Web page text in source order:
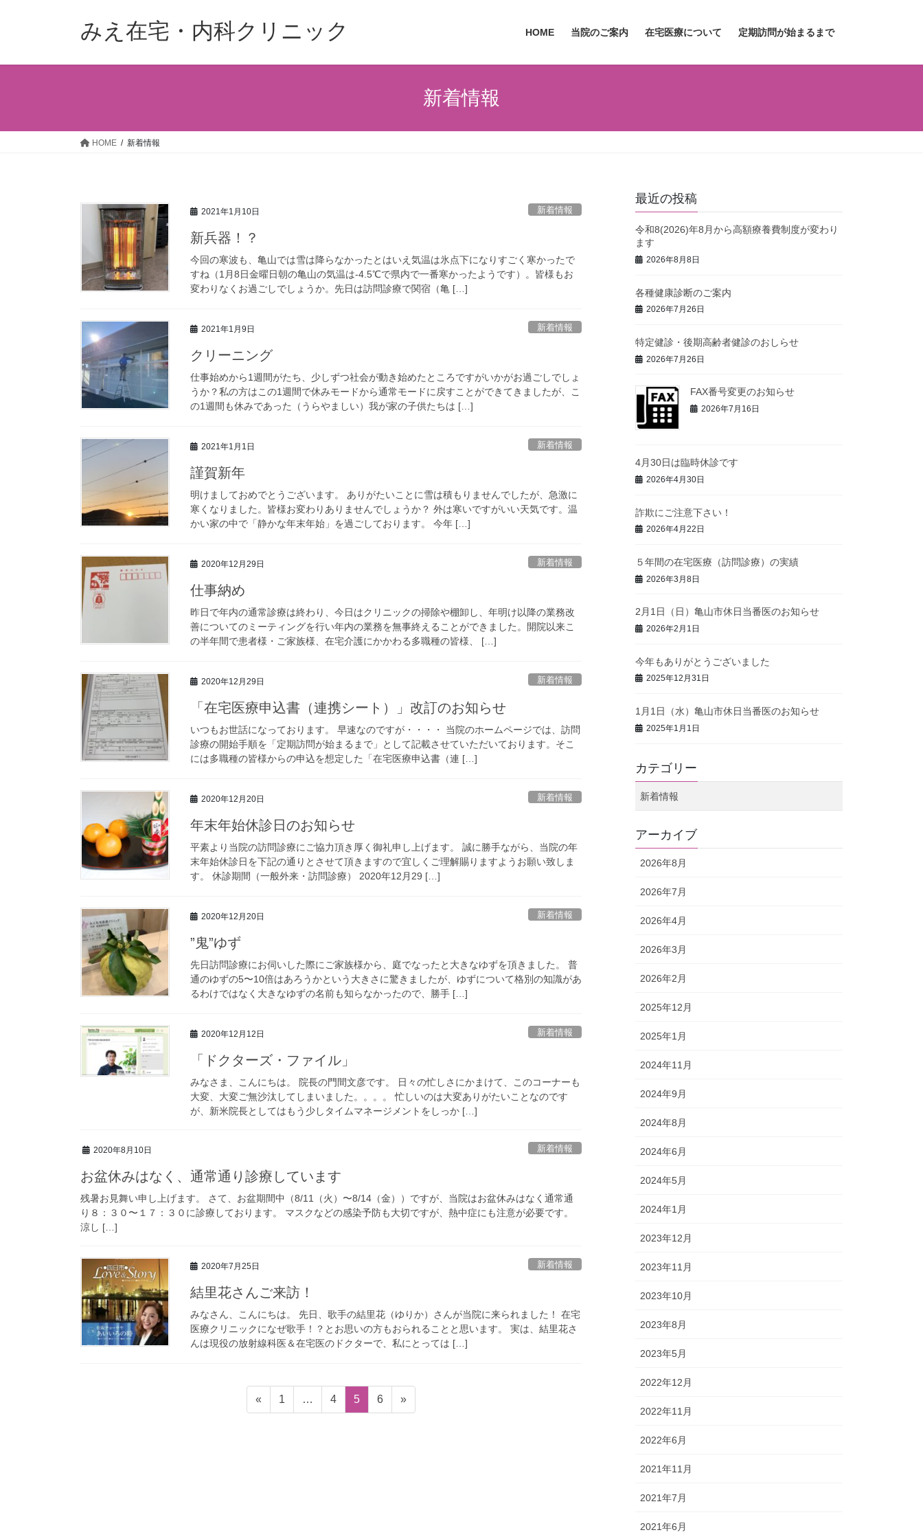
みえ在宅・内科クリニック HOME 当院のご案内 在宅医療について 定期訪問が始まるまで
新着情報
HOME 新着情報
2021年1月10日 新着情報
新兵器！？
今回の寒波も、亀山では雪は降らなかったとはいえ気温は氷点下になりすごく寒かったで
すね（1月8日金曜日朝の亀山の気温は-4.5℃で県内で一番寒かったようです）。皆様もお
変わりなくお過ごしでしょうか。先日は訪問診療で関宿（亀 […]
2021年1月9日 新着情報
クリーニング
仕事始めから1週間がたち、少しずつ社会が動き始めたところですがいかがお過ごしでしょ
うか？私の方はこの1週間で休みモードから通常モードに戻すことができてきましたが、こ
の1週間も休みであった（うらやましい）我が家の子供たちは […]
2021年1月1日 新着情報
謹賀新年
明けましておめでとうございます。 ありがたいことに雪は積もりませんでしたが、急激に
寒くなりました。皆様お変わりありませんでしょうか？ 外は寒いですがいい天気です。温
かい家の中で「静かな年末年始」を過ごしております。 今年 […]
2020年12月29日 新着情報
仕事納め
昨日で年内の通常診療は終わり、今日はクリニックの掃除や棚卸し、年明け以降の業務改
善についてのミーティングを行い年内の業務を無事終えることができました。開院以来こ
の半年間で患者様・ご家族様、在宅介護にかかわる多職種の皆様、 […]
2020年12月29日 新着情報
「在宅医療申込書（連携シート）」改訂のお知らせ
いつもお世話になっております。 早速なのですが・・・・ 当院のホームページでは、訪問
診療の開始手順を「定期訪問が始まるまで」として記載させていただいております。そこ
には多職種の皆様からの申込を想定した「在宅医療申込書（連 […]
2020年12月20日 新着情報
年末年始休診日のお知らせ
平素より当院の訪問診療にご協力頂き厚く御礼申し上げます。 誠に勝手ながら、当院の年
末年始休診日を下記の通りとさせて頂きますので宜しくご理解賜りますようお願い致しま
す。 休診期間（一般外来・訪問診療） 2020年12月29 […]
2020年12月20日 新着情報
”鬼”ゆず
先日訪問診療にお伺いした際にご家族様から、庭でなったと大きなゆずを頂きました。 普
通のゆずの5〜10倍はあろうかという大きさに驚きましたが、ゆずについて格別の知識があ
るわけではなく大きなゆずの名前も知らなかったので、勝手 […]
2020年12月12日 新着情報
「ドクターズ・ファイル」
みなさま、こんにちは。 院長の門間文彦です。 日々の忙しさにかまけて、このコーナーも
大変、大変ご無沙汰してしまいました。。。。 忙しいのは大変ありがたいことなのです
が、新米院長としてはもう少しタイムマネージメントをしっか […]
2020年8月10日 新着情報
お盆休みはなく、通常通り診療しています
残暑お見舞い申し上げます。 さて、お盆期間中（8/11（火）〜8/14（金））ですが、当院はお盆休みはなく通常通
り８：３０〜１７：３０に診療しております。 マスクなどの感染予防も大切ですが、熱中症にも注意が必要です。
涼し […]
2020年7月25日 新着情報
結里花さんご来訪！
みなさん、こんにちは。 先日、歌手の結里花（ゆりか）さんが当院に来られました！ 在宅
医療クリニックになぜ歌手！？とお思いの方もおられることと思います。 実は、結里花さ
んは現役の放射線科医＆在宅医のドクターで、私にとっては […]
«
固
定
1 …
固
定
4
固
定
5
固
定
6 »
最近の投稿
令和8(2026)年8月から高額療養費制度が変わり
ます
2026年8月8日
各種健康診断のご案内
2026年7月26日
特定健診・後期高齢者健診のおしらせ
2026年7月26日
FAX番号変更のお知らせ
2026年7月16日
4月30日は臨時休診です
2026年4月30日
詐欺にご注意下さい！
2026年4月22日
５年間の在宅医療（訪問診療）の実績
2026年3月8日
2月1日（日）亀山市休日当番医のお知らせ
2026年2月1日
今年もありがとうございました
2025年12月31日
1月1日（水）亀山市休日当番医のお知らせ
2025年1月1日
カテゴリー
新着情報
アーカイブ
2026年8月
2026年7月
2026年4月
2026年3月
2026年2月
2025年12月
2025年1月
2024年11月
2024年9月
2024年8月
2024年6月
2024年5月
2024年1月
2023年12月
2023年11月
2023年10月
2023年8月
2023年5月
2022年12月
2022年11月
2022年6月
2021年11月
2021年7月
2021年6月